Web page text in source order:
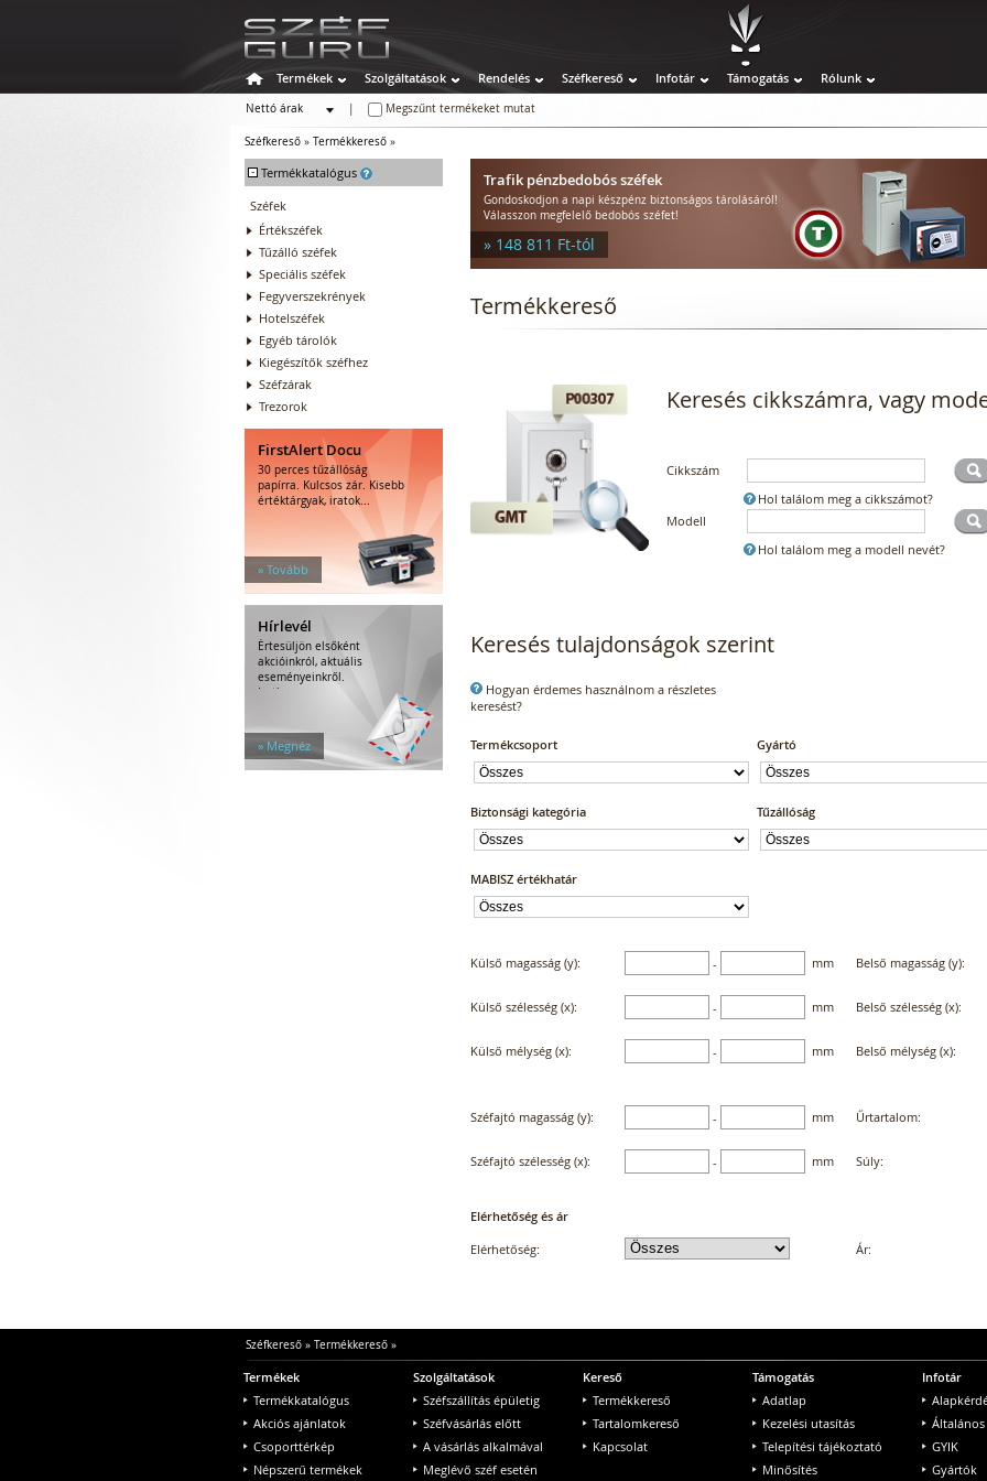
Termékek Szolgáltatások Rendelés Széfkereső Infotár Támogatás Rólunk
Nettó árak
Megszűnt termékeket mutat
Széfkereső » Termékkereső »
- Termékkatalógus
Széfek
Értékszéfek
Tűzálló széfek
Speciális széfek
Fegyverszekrények
Hotelszéfek
Egyéb tárolók
Kiegészítők széfhez
Széfzárak
Trezorok
FirstAlert Docu
30 perces tűzállóság
papírra. Kulcsos zár. Kisebb
értéktárgyak, iratok...
» Tovább
Hírlevél
Értesüljön elsőként
akcióinkról, aktuális
eseményeinkről.
Iratkozzon...
» Megnéz
Trafik pénzbedobós széfek
Gondoskodjon a napi készpénz biztonságos tárolásáról!
Válasszon megfelelő bedobós széfet!
» 148 811 Ft-tól
Termékkereső
Keresés cikkszámra, vagy
Cikkszám
Hol találom meg a cikkszámot?
Modell
Hol találom meg a modell nevét?
Keresés tulajdonságok szerint
Hogyan érdemes használnom a részletes
keresést?
Termékcsoport Gyártó
Biztonsági kategória Tűzállóság
MABISZ értékhatár
Külső magasság (y): - mm Belső magasság (y):
Külső szélesség (x): - mm Belső szélesség (x):
Külső mélység (x): - mm Belső mélység (x):
Széfajtó magasság (y): - mm Űrtartalom:
Széfajtó szélesség (x): - mm Súly:
Elérhetőség és ár
Elérhetőség:
Ár:
Széfkereső» Termékkereső»
Termékek
Termékkatalógus
Akciós ajánlatok
Csoporttérkép
Népszerű termékek
Szolgáltatások
Széfszállítás épületig
Széfvásárlás előtt
A vásárlás alkalmával
Meglévő széf esetén
Kereső
Termékkereső
Tartalomkereső
Kapcsolat
Támogatás
Adatlap
Kezelési utasítás
Telepítési tájékoztató
Minősítés
Infotár
GYIK
Gyártók